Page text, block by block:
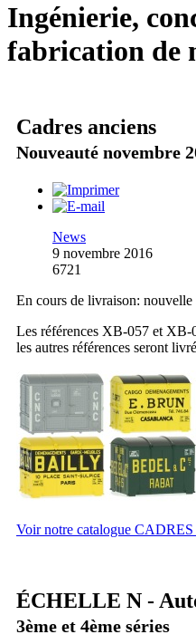
Ingénierie,
fabrication de
Cadres anciens
Nouveauté novembre
News
9 novembre 2016
6721
En cours de livraison: nouvelle
Les références XB-057 et XB-
les autres références seront
Voir notre catalogue CADRES
ÉCHELLE N -
3ème et 4ème séries